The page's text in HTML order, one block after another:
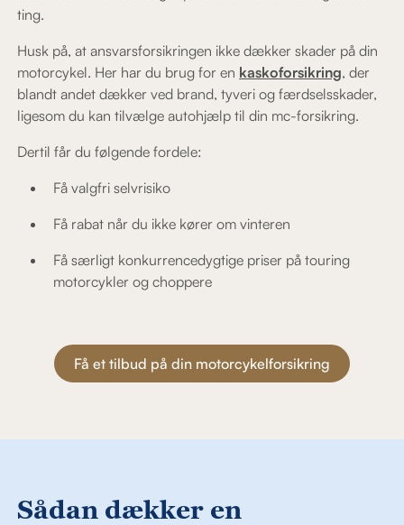
ting.
Husk på, at ansvarsforsikringen ikke dækker skader på din
motorcykel. Her har du brug for en kaskoforsikring, der
blandt andet dækker ved brand, tyveri og færdselsskader,
ligesom du kan tilvælge autohjælp til din mc-forsikring.
Dertil får du følgende fordele:
Få valgfri selvrisiko
Få rabat når du ikke kører om vinteren
Få særligt konkurrencedygtige priser på touring
motorcykler og choppere
Få et tilbud på din motorcykelforsikring
Sådan dækker en